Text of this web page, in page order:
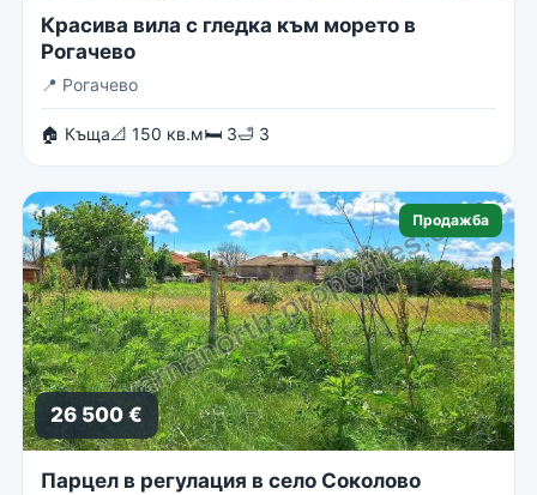
Красива вила с гледка към морето в
Рогачево
📍 Рогачево
🏠 Къща📐 150 кв.м🛏 3🛁 3
Продажба
26 500 €
Парцел в регулация в село Соколово